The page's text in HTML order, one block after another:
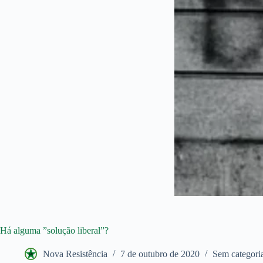
Há alguma ”solução liberal”?
Nova Resistência 7 de outubro de 2020 Sem